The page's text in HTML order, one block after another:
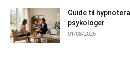
Guide til
psykologer
01/08/2026